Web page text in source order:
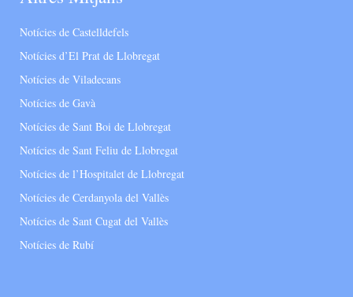
Notícies de Castelldefels
Notícies d’El Prat de Llobregat
Notícies de Viladecans
Notícies de Gavà
Notícies de Sant Boi de Llobregat
Notícies de Sant Feliu de Llobregat
Notícies de l’Hospitalet de Llobregat
Notícies de Cerdanyola del Vallès
Notícies de Sant Cugat del Vallès
Notícies de Rubí